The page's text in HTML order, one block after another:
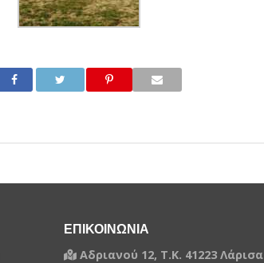
ΕΠΙΚΟΙΝΩΝΙΑ
Αδριανού 12, Τ.Κ. 41223 Λάρισα